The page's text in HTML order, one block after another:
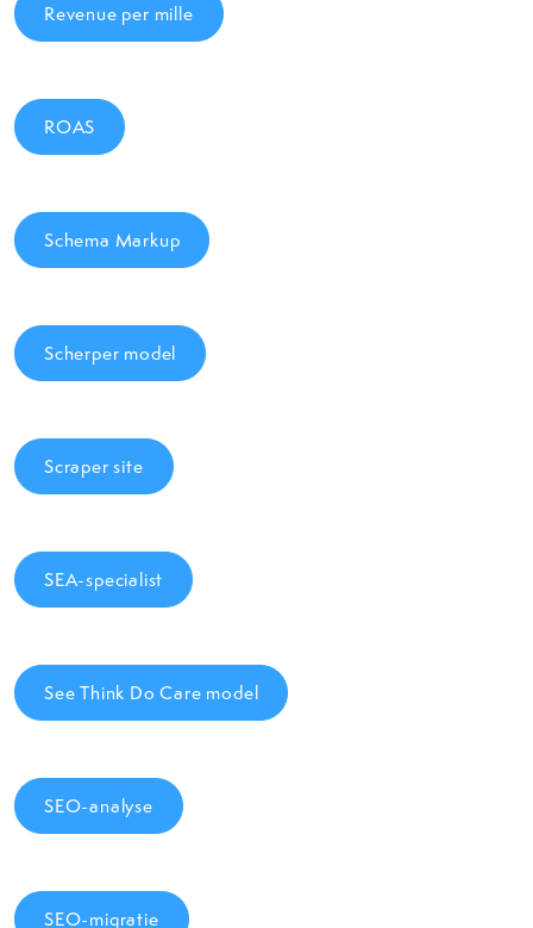
Revenue per mille
ROAS
Schema Markup
Scherper model
Scraper site
SEA-specialist
See Think Do Care model
SEO-analyse
SEO-migratie